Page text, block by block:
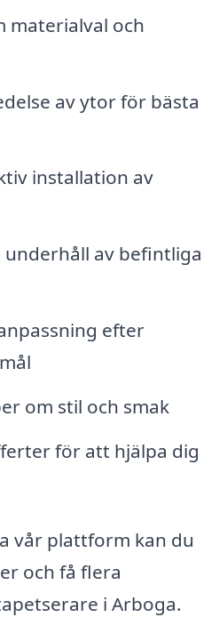
materialval och
av ytor för bästa
installation av
underhåll av befintliga
efter
om stil och smak
för att hjälpa dig
vår plattform kan du
och få flera
i Arboga.